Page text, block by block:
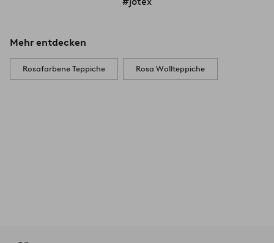
Mehr entdecken
Rosafarbene Teppiche Rosa Wollteppiche